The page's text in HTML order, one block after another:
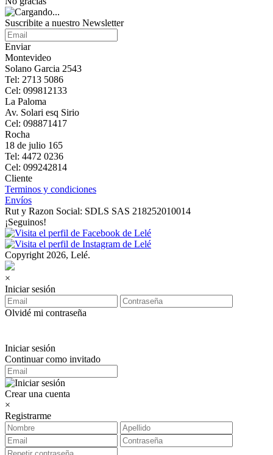
Suscribite a nuestro Newsletter
Enviar
Montevideo
Solano Garcia 2543
Tel: 2713 5086
Cel: 099812133
La Paloma
Av. Solari esq Sirio
Cel: 098871417
Rocha
18 de julio 165
Tel: 4472 0236
Cel: 099242814
Cliente
Terminos y condiciones
Envíos
Rut y Razon Social: SDLS SAS 218252010014
¡Seguinos!
Copyright 2026, Lelé.
×
Iniciar sesión
Olvidé mi contraseña
Iniciar sesión
Continuar como invitado
Crear una cuenta
×
Registrarme